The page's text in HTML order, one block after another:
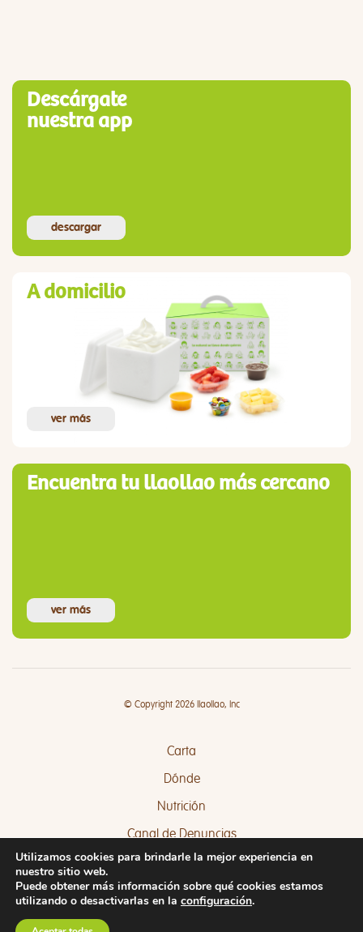
Descárgate
nuestra app
descargar
A domicilio
ver más
Encuentra tu llaollao más cercano
ver más
© Copyright 2026 llaollao, Inc
Carta
Dónde
Nutrición
Canal de Denuncias
Quejas y Sugerencias
Utilizamos cookies para brindarle la mejor experiencia en
nuestro sitio web.
Puede obtener más información sobre qué cookies estamos
utilizando o desactivarlas en la configuración.